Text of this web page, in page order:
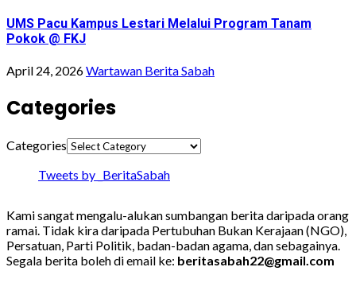
UMS Pacu Kampus Lestari Melalui Program Tanam
Pokok @ FKJ
April 24, 2026Wartawan Berita Sabah
Categories
Categories
Tweets by _BeritaSabah
Kami sangat mengalu-alukan sumbangan berita daripada orang
ramai. Tidak kira daripada Pertubuhan Bukan Kerajaan (NGO),
Persatuan, Parti Politik, badan-badan agama, dan sebagainya.
Segala berita boleh di email ke: beritasabah22@gmail.com